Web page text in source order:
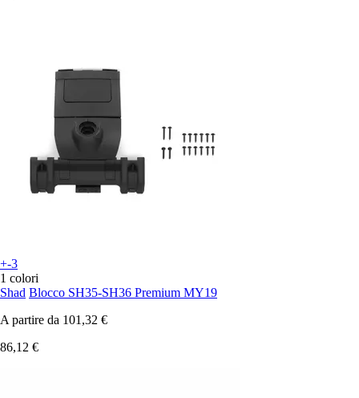
+-3
1 colori
Shad Blocco SH35-SH36 Premium MY19
A partire da 101,32 €
86,12 €